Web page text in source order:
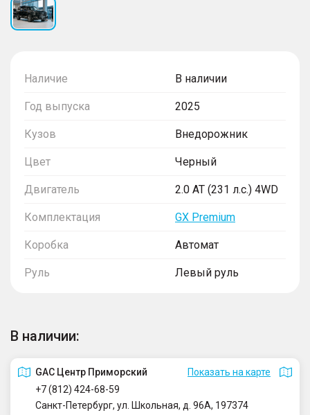
Наличие В наличии
Год выпуска 2025
Кузов Внедорожник
Цвет Черный
Двигатель 2.0 AT (231 л.с.) 4WD
Комплектация GX Premium
Коробка Автомат
Руль Левый руль
В наличии:
GAC Центр Приморский
Показать на карте
+7 (812) 424-68-59
Санкт-Петербург, ул. Школьная, д. 96А, 197374